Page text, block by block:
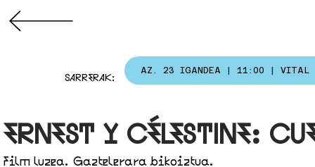
AZ. 23 IGANDEA | 11:00 | VITAL
SARRERAK:
ERNEST Y CÉLESTINE:
Film luzea. Gaztelerara bikoiztua.